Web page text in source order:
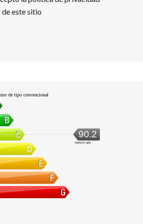
de este sitio
de tipo convencional
90.2
kWh/m².año